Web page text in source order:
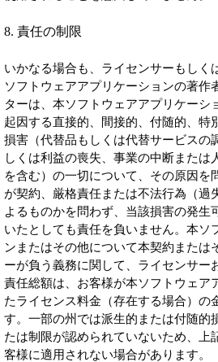
8. 責任の制限
いかなる場合も、ライセンサーもしく
ソフトウェアアプリケーションの著作
ターは、本ソフトウェアアプリケーシ
起因する直接的、間接的、付随的、特
損害（代替品もしくは代替サービスの
しくは利益の喪失、事業の中断または
を含む）の一切について、その原因を
が契約、厳格責任または不法行為（過
よるものかを問わず、当該損害の発生
いたとしても責任を負いません。本ソ
ンまたはその他について本契約または
ーが負う義務に関して、ライセンサー
責任総額は、お客様が本ソフトウェア
たライセンス料金（存在する場合）の
す。一部の州では派生的または付随的
たは制限が認められていないため、上
客様に適用されない場合があります。